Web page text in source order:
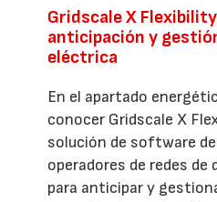
Gridscale X
anticipación y
eléctrica
En el apartado
conocer Gridscale X
solución de software
operadores de redes de
para anticipar y